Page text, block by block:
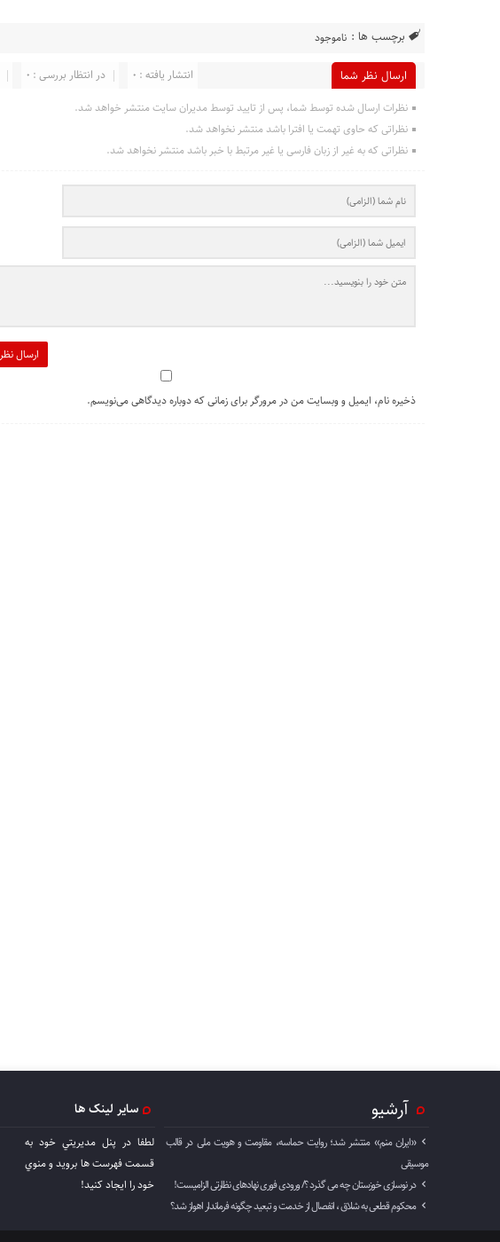
برچسب ها : ناموجود
ارسال نظر شما در انتظار بررسی : 0 انتشار یافته : 0
نظرات ارسال شده توسط شما، پس از تایید توسط مدیران سایت منتشر خواهد شد.
نظراتی که حاوی تهمت یا افترا باشد منتشر نخواهد شد.
نظراتی که به غیر از زبان فارسی یا غیر مرتبط با خبر باشد منتشر نخواهد شد.
ارسال نظر
ذخیره نام، ایمیل و وبسایت من در مرورگر برای زمانی که دوباره دیدگاهی می‌نویسم.
آرشیو
«ایران منم» منتشر شد؛ روایت حماسه، مقاومت و هویت ملی در قالب
موسیقی
در نوسازی خوزستان چه می گذرد ؟/ ورودی فوری نهادهای نظارتی الزامیست!
محکوم قطعی به شلاق ، انفصال از خدمت و تبعید چگونه فرماندار اهواز شد؟
سایر لینک ها
لطفا در پنل مديريتي خود به
قسمت فهرست ها برويد و منوي
خود را ايجاد كنيد!